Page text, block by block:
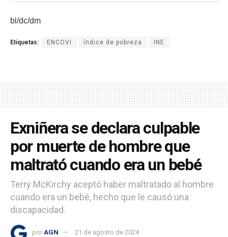
bl/dc/dm
Etiquetas: ENCOVI índice de pobreza INE
Exniñera se declara culpable
por muerte de hombre que
maltrató cuando era un bebé
Terry McKirchy aceptó haber maltratado al hombre
cuando era un bebé, hecho que le causó una
discapacidad.
por AGN 21 de agosto de 2024